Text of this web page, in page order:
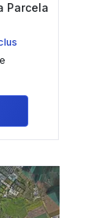
Parcela